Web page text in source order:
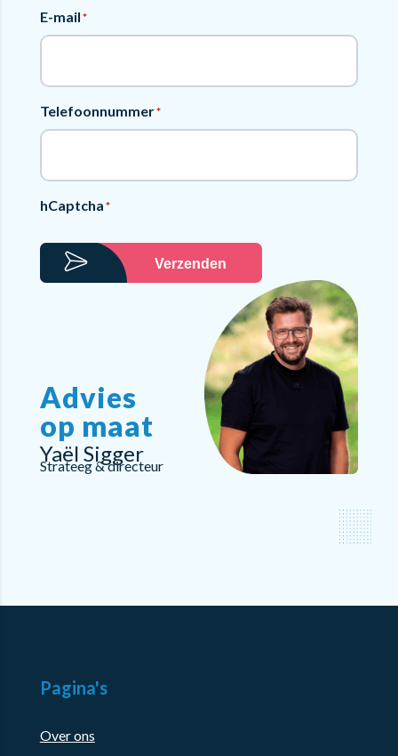
E-mail*
Telefoonnummer*
hCaptcha*
Verzenden
Advies
op maat
Yaël Sigger
Strateeg & directeur
Pagina's
Over ons